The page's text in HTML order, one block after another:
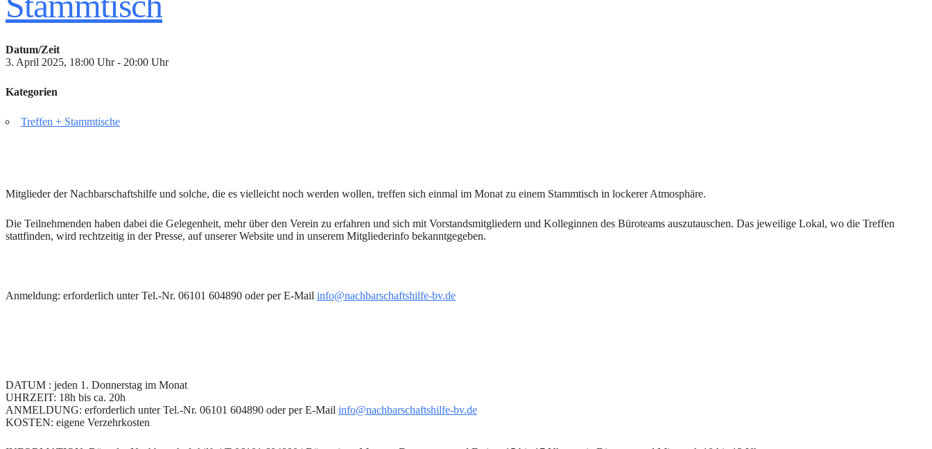
Datum/Zeit
3. April 2025, 18:00 Uhr - 20:00 Uhr
Kategorien
Treffen + Stammtische
Mitglieder der Nachbarschaftshilfe und solche, die es vielleicht noch werden wollen, treffen sich einmal im Monat zu einem Stammtisch in lockerer Atmosphäre.
Die Teilnehmenden haben dabei die Gelegenheit, mehr über den Verein zu erfahren und sich mit Vorstandsmitgliedern und Kolleginnen des Büroteams auszutauschen. Das jeweilige Lokal, wo die Treffen
stattfinden, wird rechtzeitig in der Presse, auf unserer Website und in unserem Mitgliederinfo bekanntgegeben.
Anmeldung: erforderlich unter Tel.-Nr. 06101 604890 oder per E-Mail info@nachbarschaftshilfe-bv.de
DATUM : jeden 1. Donnerstag im Monat
UHRZEIT: 18h bis ca. 20h
ANMELDUNG: erforderlich unter Tel.-Nr. 06101 604890 oder per E-Mail info@nachbarschaftshilfe-bv.de
KOSTEN: eigene Verzehrkosten